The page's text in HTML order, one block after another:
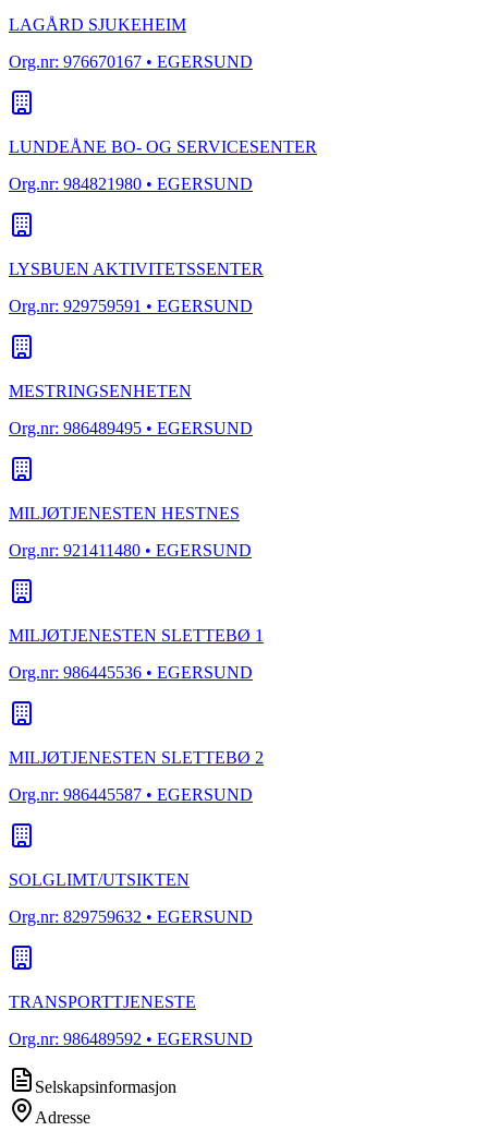
LAGÅRD SJUKEHEIM
Org.nr: 976670167 • EGERSUND
LUNDEÅNE BO- OG SERVICESENTER
Org.nr: 984821980 • EGERSUND
LYSBUEN AKTIVITETSSENTER
Org.nr: 929759591 • EGERSUND
MESTRINGSENHETEN
Org.nr: 986489495 • EGERSUND
MILJØTJENESTEN HESTNES
Org.nr: 921411480 • EGERSUND
MILJØTJENESTEN SLETTEBØ 1
Org.nr: 986445536 • EGERSUND
MILJØTJENESTEN SLETTEBØ 2
Org.nr: 986445587 • EGERSUND
SOLGLIMT/UTSIKTEN
Org.nr: 829759632 • EGERSUND
TRANSPORTTJENESTE
Org.nr: 986489592 • EGERSUND
Selskapsinformasjon
Adresse